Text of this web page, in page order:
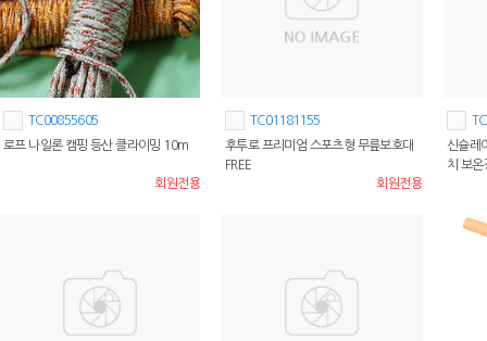
TC00855605
로프 나일론 캠핑 등산 클라이밍 10m
회원전용
TC01181155
후투로 프리미엄 스포츠형 무릎보호대
FREE
회원전용
신슐레
치 보